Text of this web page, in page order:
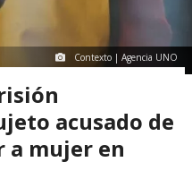
Contexto | Agencia UNO
acusado de
a mujer en